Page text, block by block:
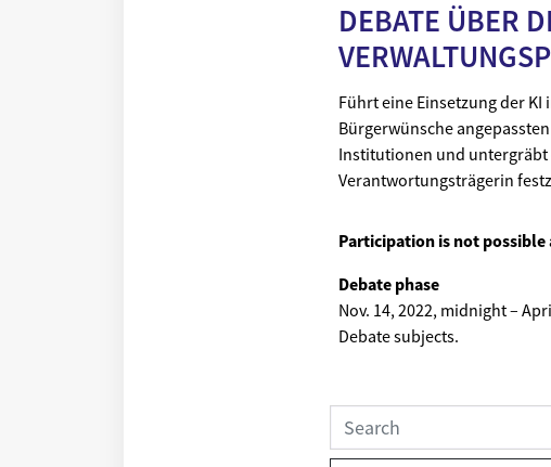
DEBATE ÜBER
Führt eine Einsetzung der
Bürgerwünsche
Institutionen und untergräbt
Verantwortungsträgerin
Participation is not
Debate phase
Nov. 14, 2022, midnight–
Debate subjects.